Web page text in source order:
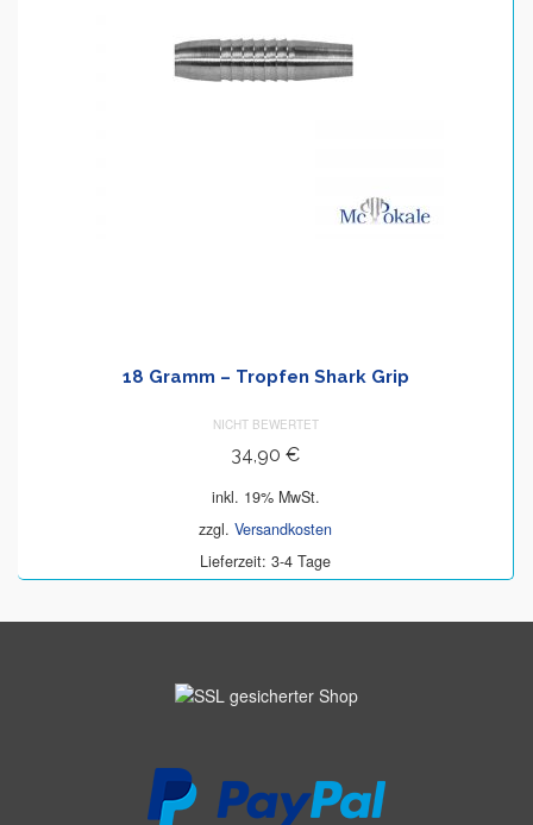
18 Gramm – Tropfen Shark Grip
NICHT BEWERTET
34,90 €
inkl. 19% MwSt.
zzgl. Versandkosten
Lieferzeit: 3-4 Tage